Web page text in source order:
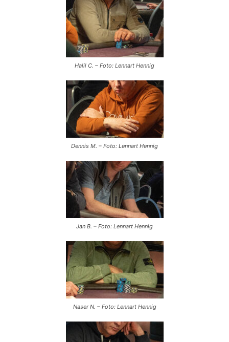
Halil C. – Foto: Lennart Hennig
Dennis M. – Foto: Lennart Hennig
Jan B. – Foto: Lennart Hennig
Naser N. – Foto: Lennart Hennig